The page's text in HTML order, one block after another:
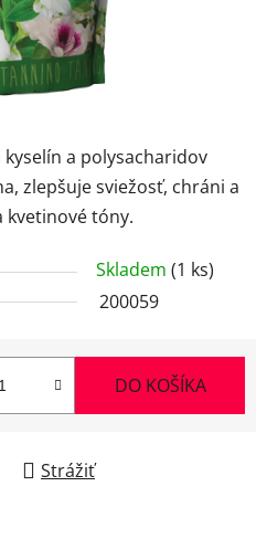
a polysacharidov
zlepšuje sviežosť, chráni a
tóny.
Skladem (1 ks)
200059
DO KOŠÍKA
Strážiť